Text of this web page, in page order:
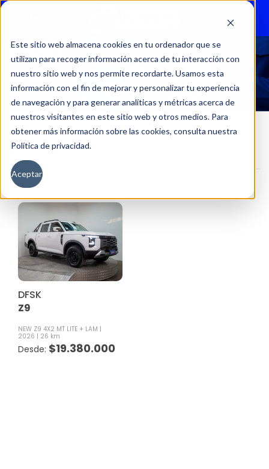
Este sitio web almacena cookies en tu ordenador que se
utilizan para recoger información acerca de tu interacción con
nuestro sitio web y nos permite recordarte. Usamos esta
información con el fin de mejorar y personalizar tu experiencia
de navegación y para generar analíticas y métricas acerca de
nuestros visitantes en este sitio web y otros medios. Para
obtener más información sobre las cookies, consulta nuestra
Política de privacidad.
Aceptar
26
Inicio Kilometraje del producto
Filtros
DFSK
Z9
NEW Z9 4X2 MT LITE + LAM
2026
26 km
$19.380.000